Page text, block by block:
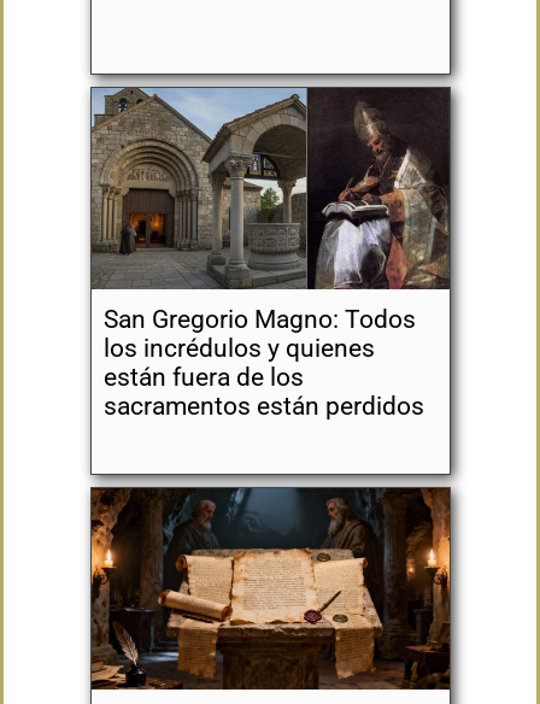
San Gregorio Magno: Todos
los incrédulos y quienes
están fuera de los
sacramentos están perdidos